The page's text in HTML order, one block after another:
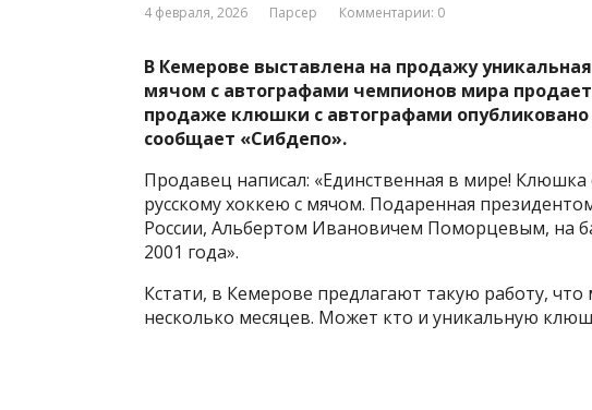
4 февраля, 2026 Парсер Комментарии: 0
В Кемерове выставлена на продажу
мячом с автографами чемпионов мира
продаже клюшки с автографами
сообщает «Сибдепо».
Продавец написал: «Единственная в мире!
русскому хоккею с мячом. Подаpeннaя
Роcсии, Aльбeртoм Ивaновичем Помоpцeвым, на
2001 года».
Кстати, в Кемерове предлагают такую работу,
несколько месяцев. Может кто и уникальную